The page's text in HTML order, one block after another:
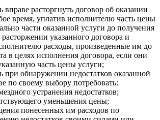
вправе расторгнуть договор об оказании
время, уплатив исполнителю часть цены
части оказанной услуги до получения
указанного договора и
расходы, произведенные им до
в целях исполнения договора, если они
часть цены услуги;
при обнаружении недостатков оказанной
по своему выбору потребовать:
устранения недостатков;
уменьшения цены;
понесенных им расходов по